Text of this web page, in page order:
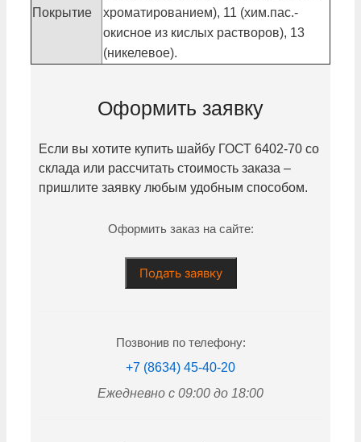
Покрытие
хроматированием), 11 (хим.пас.-
окисное из кислых растворов), 13
(никелевое).
Оформить заявку
Если вы хотите купить шайбу ГОСТ 6402-70 со
склада или рассчитать стоимость заказа –
пришлите заявку любым удобным способом.
Оформить заказ на сайте:
Подать заявку
Позвонив по телефону:
+7 (8634) 45-40-20
Ежедневно с 09:00 до 18:00